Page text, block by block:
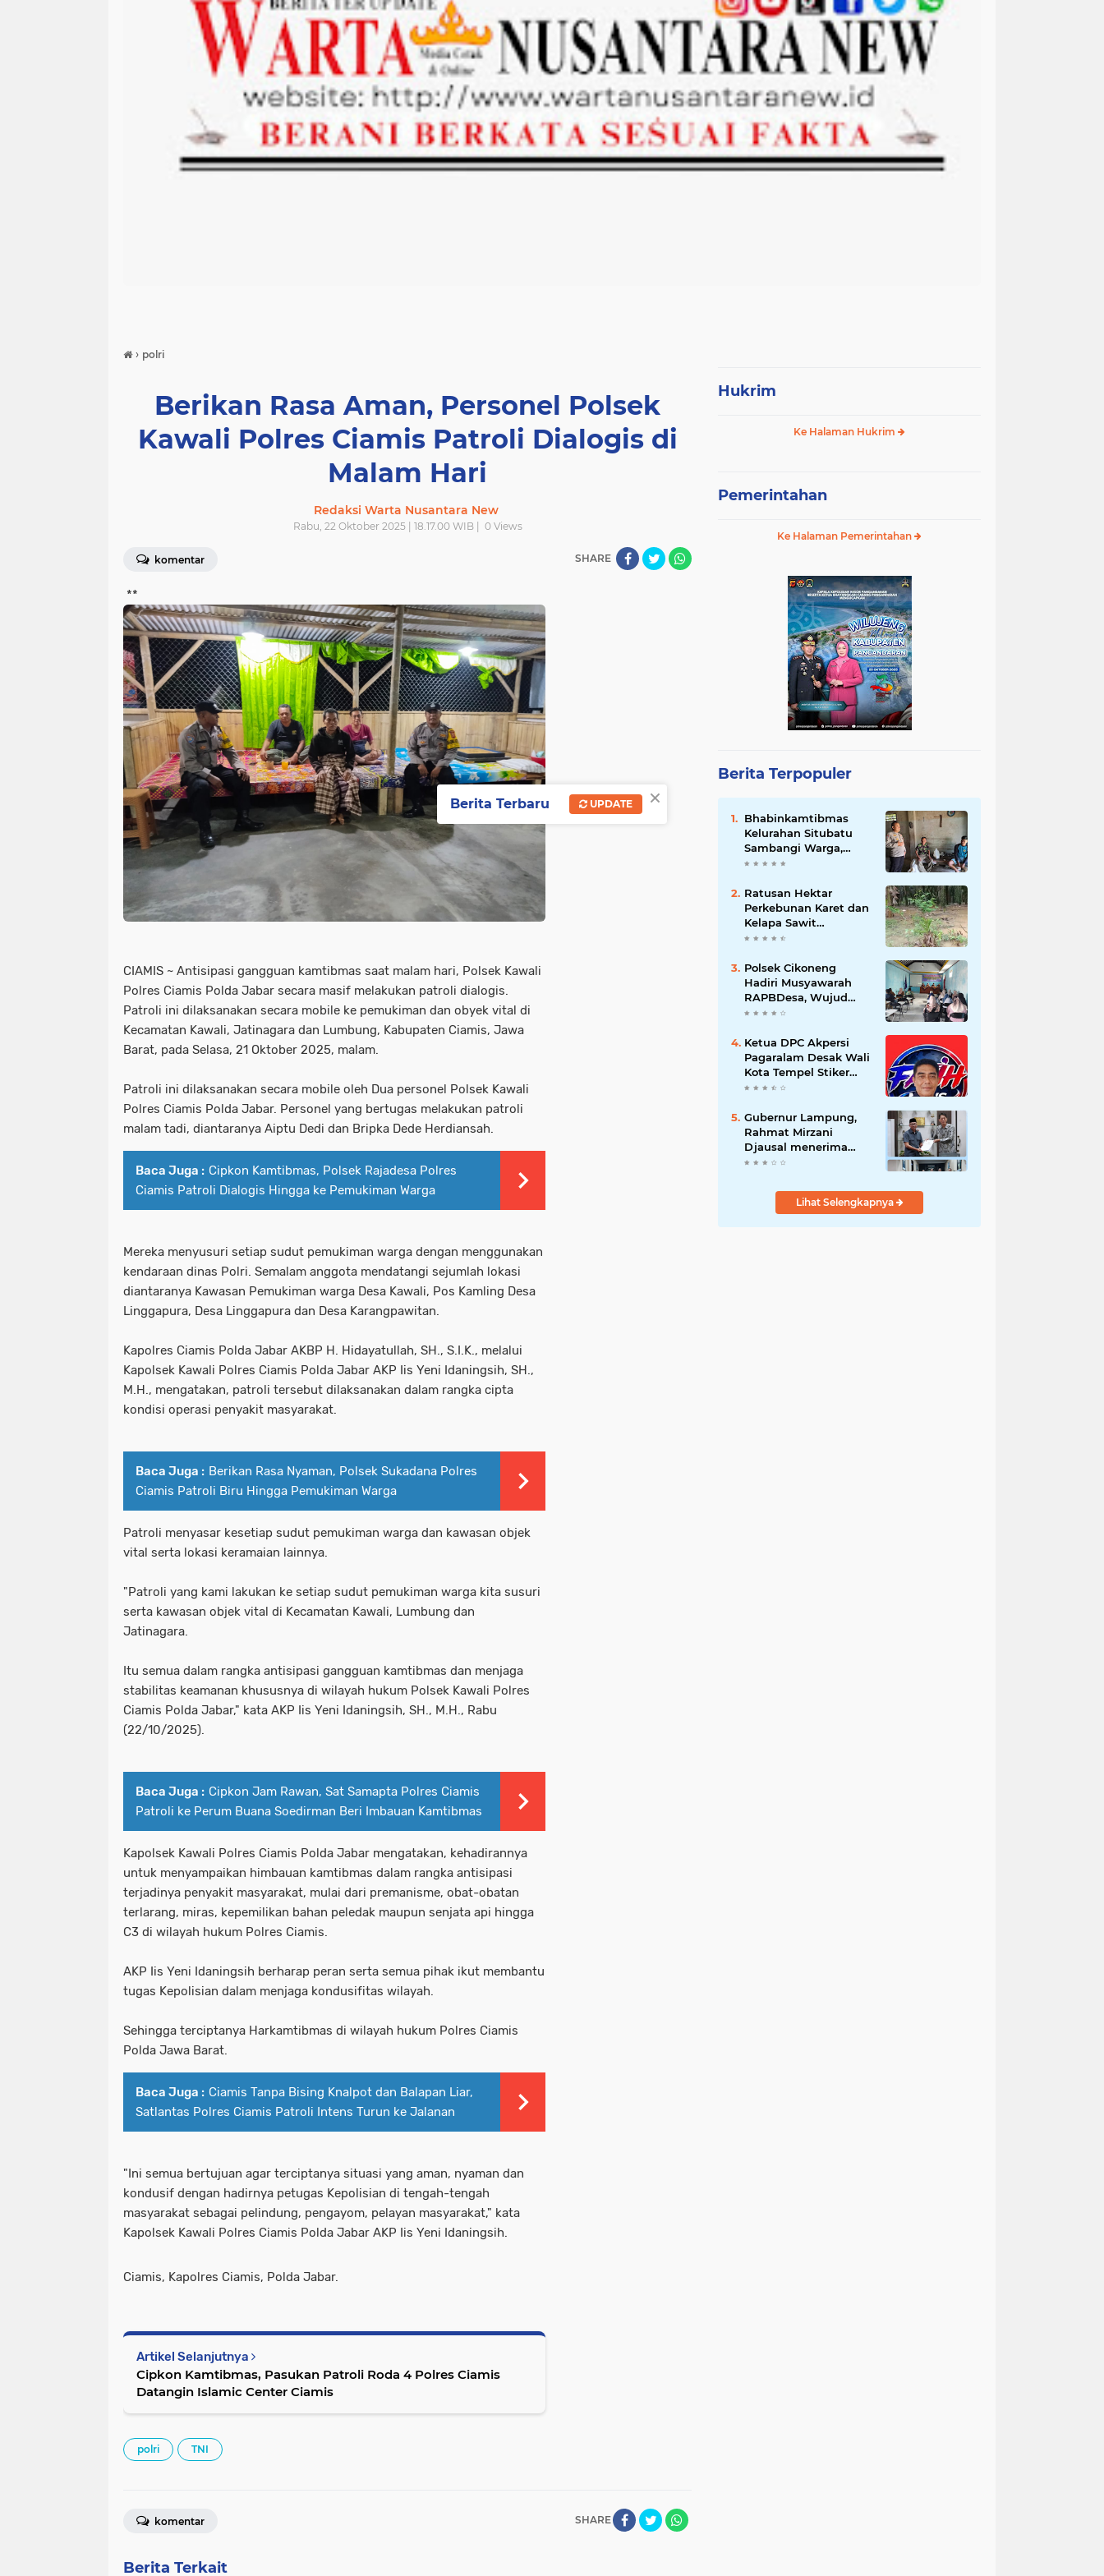
› polri
Berikan Rasa Aman, Personel Polsek
Kawali Polres Ciamis Patroli Dialogis di
Malam Hari
Redaksi Warta Nusantara New
Rabu, 22 Oktober 2025 | 18.17.00 WIB | 0Views
komentar SHARE
**
CIAMIS ~ Antisipasi gangguan kamtibmas saat malam hari, Polsek Kawali
Polres Ciamis Polda Jabar secara masif melakukan patroli dialogis.
Patroli ini dilaksanakan secara mobile ke pemukiman dan obyek vital di
Kecamatan Kawali, Jatinagara dan Lumbung, Kabupaten Ciamis, Jawa
Barat, pada Selasa, 21 Oktober 2025, malam.
Patroli ini dilaksanakan secara mobile oleh Dua personel Polsek Kawali
Polres Ciamis Polda Jabar. Personel yang bertugas melakukan patroli
malam tadi, diantaranya Aiptu Dedi dan Bripka Dede Herdiansah.
Baca Juga : Cipkon Kamtibmas, Polsek Rajadesa Polres
Ciamis Patroli Dialogis Hingga ke Pemukiman Warga
Mereka menyusuri setiap sudut pemukiman warga dengan menggunakan
kendaraan dinas Polri. Semalam anggota mendatangi sejumlah lokasi
diantaranya Kawasan Pemukiman warga Desa Kawali, Pos Kamling Desa
Linggapura, Desa Linggapura dan Desa Karangpawitan.
Kapolres Ciamis Polda Jabar AKBP H. Hidayatullah, SH., S.I.K., melalui
Kapolsek Kawali Polres Ciamis Polda Jabar AKP Iis Yeni Idaningsih, SH.,
M.H., mengatakan, patroli tersebut dilaksanakan dalam rangka cipta
kondisi operasi penyakit masyarakat.
Baca Juga : Berikan Rasa Nyaman, Polsek Sukadana Polres
Ciamis Patroli Biru Hingga Pemukiman Warga
Patroli menyasar kesetiap sudut pemukiman warga dan kawasan objek
vital serta lokasi keramaian lainnya.
"Patroli yang kami lakukan ke setiap sudut pemukiman warga kita susuri
serta kawasan objek vital di Kecamatan Kawali, Lumbung dan
Jatinagara.
Itu semua dalam rangka antisipasi gangguan kamtibmas dan menjaga
stabilitas keamanan khususnya di wilayah hukum Polsek Kawali Polres
Ciamis Polda Jabar," kata AKP Iis Yeni Idaningsih, SH., M.H., Rabu
(22/10/2025).
Baca Juga : Cipkon Jam Rawan, Sat Samapta Polres Ciamis
Patroli ke Perum Buana Soedirman Beri Imbauan Kamtibmas
Kapolsek Kawali Polres Ciamis Polda Jabar mengatakan, kehadirannya
untuk menyampaikan himbauan kamtibmas dalam rangka antisipasi
terjadinya penyakit masyarakat, mulai dari premanisme, obat-obatan
terlarang, miras, kepemilikan bahan peledak maupun senjata api hingga
C3 di wilayah hukum Polres Ciamis.
AKP Iis Yeni Idaningsih berharap peran serta semua pihak ikut membantu
tugas Kepolisian dalam menjaga kondusifitas wilayah.
Sehingga terciptanya Harkamtibmas di wilayah hukum Polres Ciamis
Polda Jawa Barat.
Baca Juga : Ciamis Tanpa Bising Knalpot dan Balapan Liar,
Satlantas Polres Ciamis Patroli Intens Turun ke Jalanan
"Ini semua bertujuan agar terciptanya situasi yang aman, nyaman dan
kondusif dengan hadirnya petugas Kepolisian di tengah-tengah
masyarakat sebagai pelindung, pengayom, pelayan masyarakat," kata
Kapolsek Kawali Polres Ciamis Polda Jabar AKP Iis Yeni Idaningsih.
Ciamis, Kapolres Ciamis, Polda Jabar.
Artikel Selanjutnya
Cipkon Kamtibmas, Pasukan Patroli Roda 4 Polres Ciamis
Datangin Islamic Center Ciamis
polri TNI
SHARE
komentar
Berita Terkait
Hukrim
Ke Halaman Hukrim
Pemerintahan
Ke Halaman Pemerintahan
Berita Terpopuler
Bhabinkamtibmas
Kelurahan Situbatu
Sambangi Warga,
Perkuat Silaturahmi
Wilayah
Ratusan Hektar
Perkebunan Karet dan
Kelapa Sawit
terendam banjir
Polsek Cikoneng
Hadiri Musyawarah
RAPBDesa, Wujud
Peran Polri Kawal
Kamtibmas Desa
Sindangkasih
Ketua DPC Akpersi
Pagaralam Desak Wali
Kota Tempel Stiker
‘Milik Pemerintah’ di
Penyalahgunaan Aset!
Gubernur Lampung,
Rahmat Mirzani
Djausal menerima
Senior Executive
Association for
Construction (JAC)
Lihat Selengkapnya
×
Berita Terbaru UPDATE